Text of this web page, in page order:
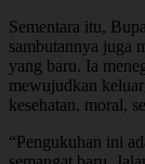
Sementara itu,
sambutannya juga
yang baru. Ia
mewujudkan
kesehatan, moral,
“Pengukuhan ini